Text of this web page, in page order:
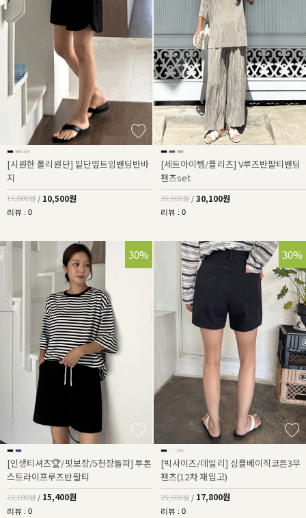
[시원한 폴리원단] 밑단옆트임밴딩반바
지
15,000원 / 10,500원
리뷰 : 0
[세트아이템/플리츠] V루즈반팔티밴딩
팬츠set
35,500원 / 30,100원
리뷰 : 0
30%
[인생티셔츠🏆/핏보장/5천장돌파] 투톤
스트라이프루즈반팔티
22,100원 / 15,400원
리뷰 : 0
30%
[빅사이즈/데일리] 심플베이직코튼3부
팬츠(12차 재입고)
25,500원 / 17,800원
리뷰 : 0